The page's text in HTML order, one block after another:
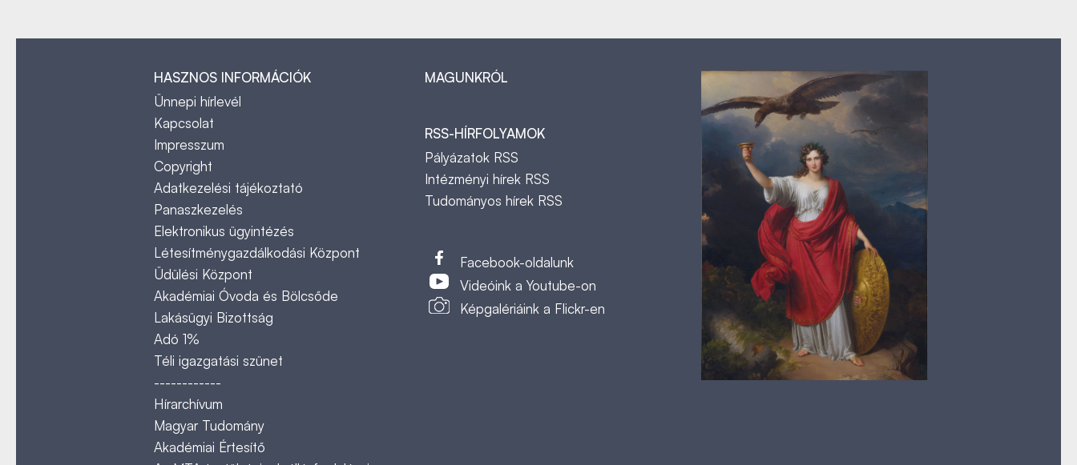
HASZNOS INFORMÁCIÓK
Ünnepi hírlevél
Kapcsolat
Impresszum
Copyright
Adatkezelési tájékoztató
Panaszkezelés
Elektronikus ügyintézés
Létesítménygazdálkodási Központ
Üdülési Központ
Akadémiai Óvoda és Bölcsőde
Lakásügyi Bizottság
Adó 1%
Téli igazgatási szünet
------------
Hírarchívum
Magyar Tudomány
Akadémiai Értesítő
MAGUNKRÓL
RSS-HÍRFOLYAMOK
Pályázatok RSS
Intézményi hírek RSS
Tudományos hírek RSS
Facebook-oldalunk
Videóink a Youtube-on
Képgalériáink a Flickr-en